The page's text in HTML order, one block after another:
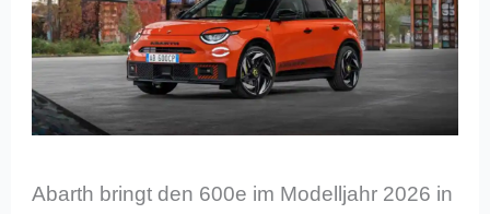
Abarth bringt den 600e im Modelljahr 2026 in